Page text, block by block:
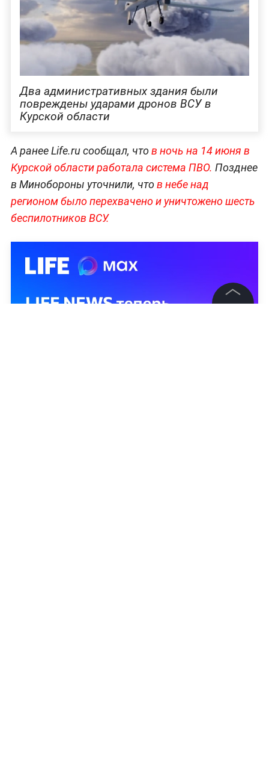
Два административных здания были
повреждены ударами дронов ВСУ в
Курской области
А ранее Life.ru сообщал, чтов ночь на 14 июня в
Курской области работала система ПВО. Позднее
в Минобороны уточнили, чтов небе над
регионом было перехвачено и уничтожено шесть
беспилотников ВСУ.